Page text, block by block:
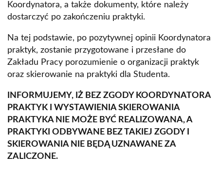
Koordynatora, a także dokumenty, które należy
dostarczyć po zakończeniu praktyki.
Na tej podstawie, po pozytywnej opinii Koordynatora
praktyk, zostanie przygotowane i przesłane do
Zakładu Pracy porozumienie o organizacji praktyk
oraz skierowanie na praktyki dla Studenta.
INFORMUJEMY, IŻ BEZ ZGODY KOORDYNATORA
PRAKTYK I WYSTAWIENIA SKIEROWANIA
PRAKTYKA NIE MOŻE BYĆ REALIZOWANA, A
PRAKTYKI ODBYWANE BEZ TAKIEJ ZGODY I
SKIEROWANIA NIE BĘDĄ UZNAWANE ZA
ZALICZONE.